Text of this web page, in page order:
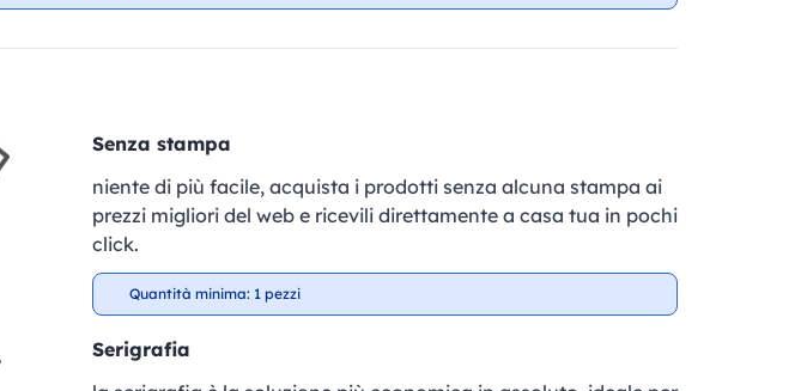
Senza stampa
niente di più facile, acquista i prodotti senza alcuna stampa ai
prezzi migliori del web e ricevili direttamente a casa tua in pochi
click.
Quantità minima: 1 pezzi
Serigrafia